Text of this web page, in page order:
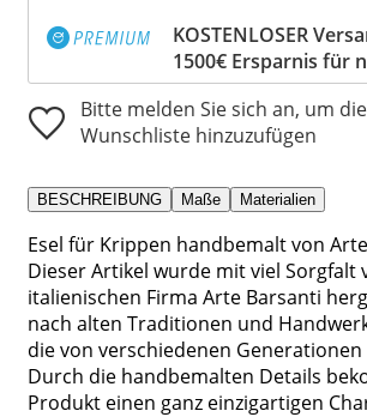
KOSTENLOSER
1500€ Ersparnis für
Bitte melden Sie sich an, um
Wunschliste hinzuzufügen
BESCHREIBUNG Maße Materialien
Esel für Krippen handbemalt von
Dieser Artikel wurde mit viel Sorgfalt
italienischen Firma Arte Barsanti
nach alten Traditionen und
die von verschiedenen
Durch die handbemalten Details
Produkt einen ganz einzigartigen